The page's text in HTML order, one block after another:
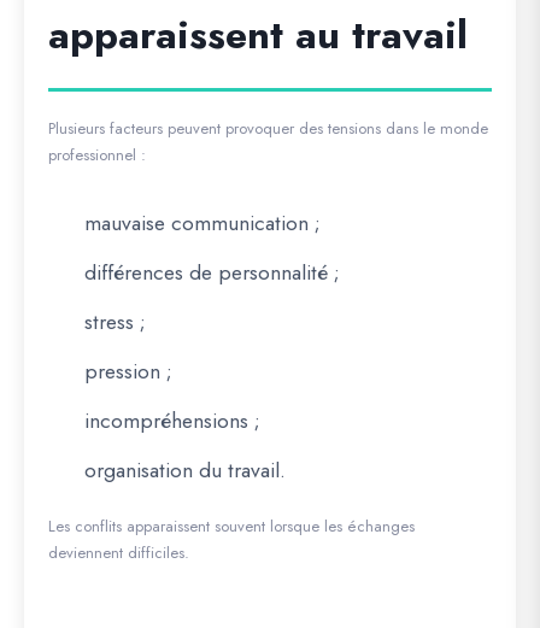
apparaissent au travail
Plusieurs facteurs peuvent provoquer des tensions dans le monde
professionnel :
mauvaise communication ;
différences de personnalité ;
stress ;
pression ;
incompréhensions ;
organisation du travail.
Les conflits apparaissent souvent lorsque les échanges
deviennent difficiles.